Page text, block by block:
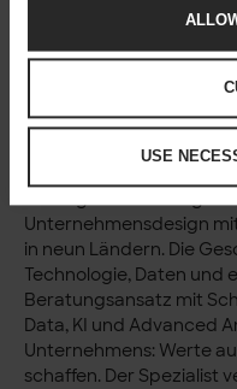
USE
Solita tritt AI Pact bei
Über Solita
Unternehmensdesign
in neun Ländern. Die
Technologie, Daten und
Beratungsansatz mit
Data, KI und Advanced
Unternehmens: Werte
schaffen. Der Spezialist